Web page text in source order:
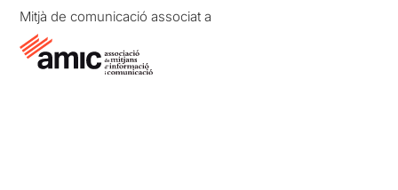
Mitjà de comunicació associat a